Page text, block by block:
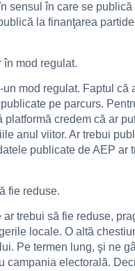
sensul în care se
la finanţarea
mod regulat.
mod regulat. Faptul
pe parcurs.
credem că ar
anul viitor. Ar trebui
publicate de AEP ar
fie reduse.
trebui să fie reduse,
locale. O altă
Pe termen lung, şi ne
electorală.